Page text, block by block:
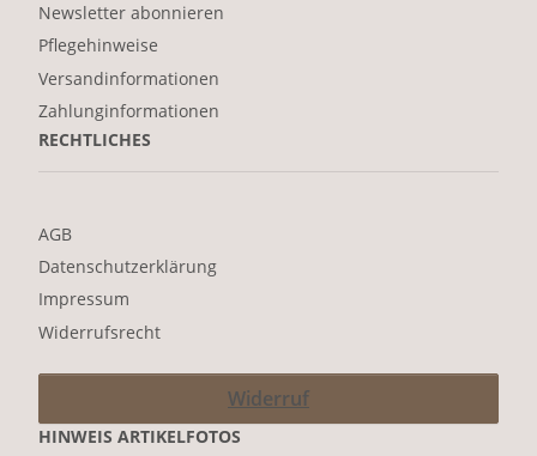
Newsletter abonnieren
Pflegehinweise
Versandinformationen
Zahlunginformationen
RECHTLICHES
AGB
Datenschutzerklärung
Impressum
Widerrufsrecht
Widerruf
HINWEIS ARTIKELFOTOS